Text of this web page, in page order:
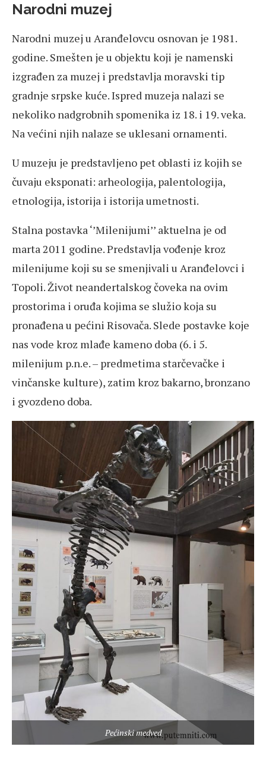
Narodni muzej
Narodni muzej u Aranđelovcu osnovan je 1981.
godine. Smešten je u objektu koji je namenski
izgrađen za muzej i predstavlja moravski tip
gradnje srpske kuće. Ispred muzeja nalazi se
nekoliko nadgrobnih spomenika iz 18. i 19. veka.
Na većini njih nalaze se uklesani ornamenti.
U muzeju je predstavljeno pet oblasti iz kojih se
čuvaju eksponati: arheologija, palentologija,
etnologija, istorija i istorija umetnosti.
Stalna postavka ‘’Milenijumi’’ aktuelna je od
marta 2011 godine. Predstavlja vođenje kroz
milenijume koji su se smenjivali u Aranđelovci i
Topoli. Život neandertalskog čoveka na ovim
prostorima i oruđa kojima se služio koja su
pronađena u pećini Risovača. Slede postavke koje
nas vode kroz mlađe kameno doba (6. i 5.
milenijum p.n.e. – predmetima starčevačke i
vinčanske kulture), zatim kroz bakarno, bronzano
i gvozdeno doba.
Pećinski medved